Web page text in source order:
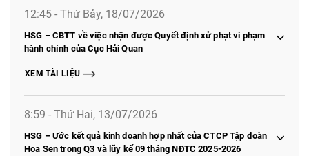
12:45 - Thứ Bảy, 18/07/2026
HSG – CBTT về việc nhận được Quyết định xử phạt vi phạm
hành chính của Cục Hải Quan
XEM TÀI LIỆU
8:59 - Thứ Hai, 13/07/2026
HSG – Ước kết quả kinh doanh hợp nhất của CTCP Tập đoàn
Hoa Sen trong Q3 và lũy kế 09 tháng NĐTC 2025-2026